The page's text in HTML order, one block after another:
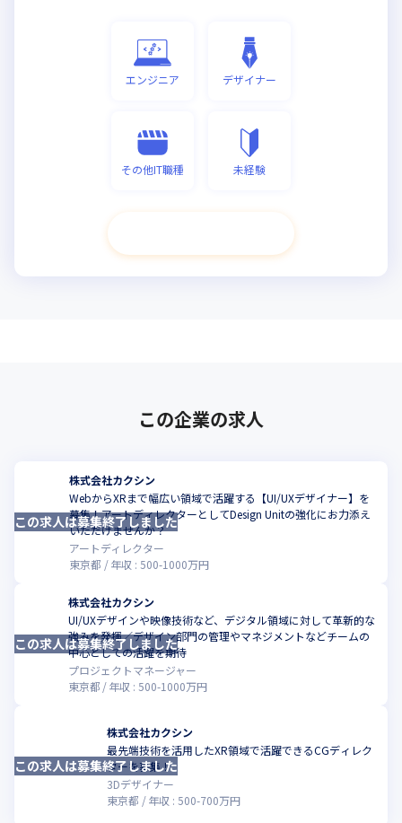
エンジニア デザイナー
その他IT職種 未経験
この企業の求人
株式会社カクシン
WebからXRまで幅広い領域で活躍する【UI/UXデザイナー】を
募集！アートディレクターとしてDesign Unitの強化にお力添え
いただけませんか？
アートディレクター
東京都
年収 : 500-1000万円
この求人は募集終了しました
株式会社カクシン
UI/UXデザインや映像技術など、デジタル領域に対して革新的な
強みを発揮／デザイン部門の管理やマネジメントなどチームの
中心としての活躍を期待
プロジェクトマネージャー
東京都
年収 :500-1000万円
この求人は募集終了しました
株式会社カクシン
最先端技術を活用したXR領域で活躍できるCGディレク
ターを募集！
3Dデザイナー
東京都
年収 :500-700万円
この求人は募集終了しました